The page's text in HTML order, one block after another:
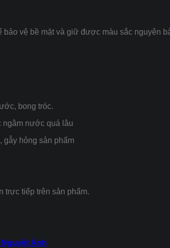
vệ bề mặt và giữ được màu sắc nguyên
bong tróc.
ngâm nước quá lâu
gẫy hỏng sản phẩm
trực tiếp trên sản phẩm.
Nguyệt Ánh